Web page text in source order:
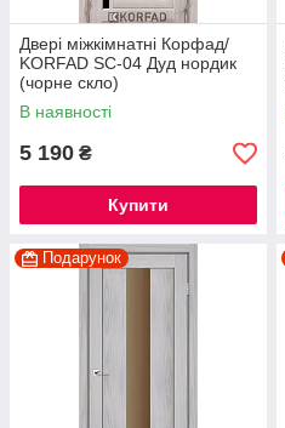
Двері міжкімнатні Корфад/
KORFAD SC-04 Дуд нордик
(чорне скло)
В наявності
5 190 ₴
Купити
Подарунок